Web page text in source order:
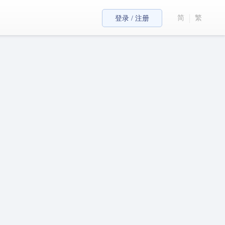
登录 / 注册 简 繁